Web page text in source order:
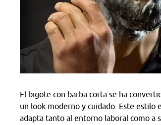
El bigote con barba corta se ha
un look moderno y cuidado. Este estilo
adapta tanto al entorno laboral como a